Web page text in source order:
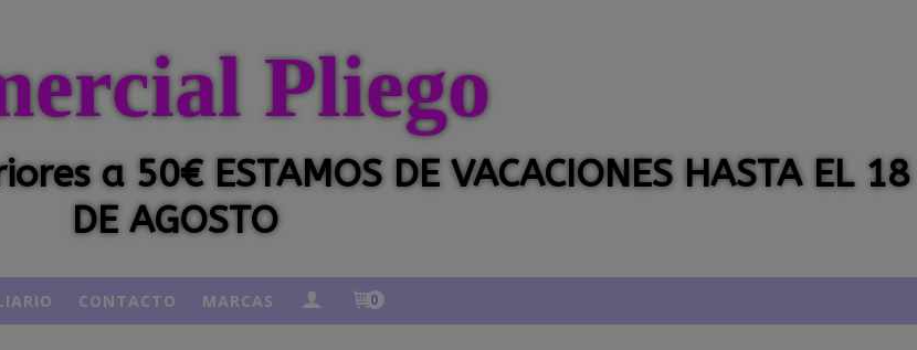
Pliego
a 50€ ESTAMOS DE VACACIONES HASTA EL 18
DE AGOSTO
CONTACTO MARCAS 0